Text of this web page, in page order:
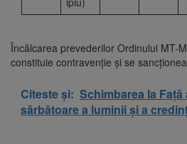
Încălcarea prevederilor Ordinului MT-
constituie contravenţie şi se
Citeste și: Schimbarea la
sărbătoare a luminii și a